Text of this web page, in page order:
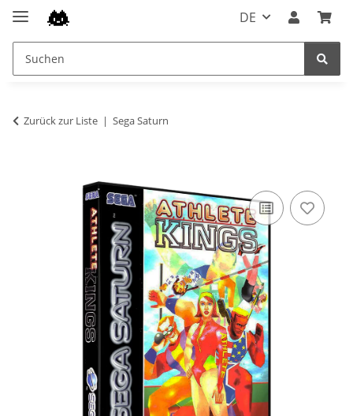
DE
Zurück zur Liste Sega Saturn